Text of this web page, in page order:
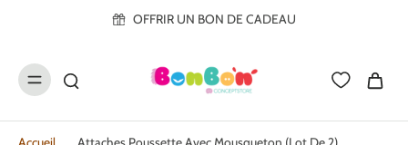
OFFRIR UN BON DE CADEAU